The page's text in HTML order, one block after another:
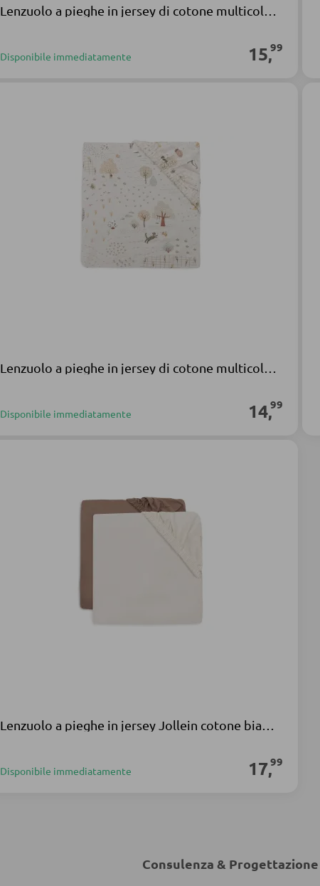
Disponibile immediatamente 15,99
Disponibile immediatamente 14,99
Disponibile immediatamente 17,99
Consulenza & Progettazione